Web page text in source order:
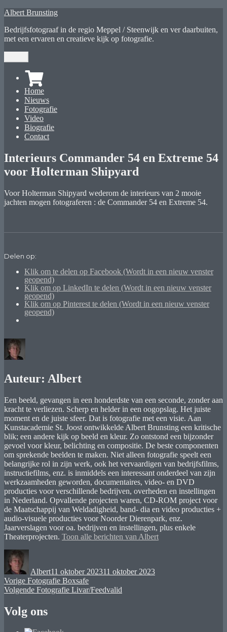
Ga
de
inhoud
Albert Brunsting
Bedrijfsfotograaf in de regio Meppel / Steenwijk en ver daarbuiten,
met een ervaren en creatieve kijk op fotografie.
Home
Nieuws
Fotografie
Video
Biografie
Contact
Interieurs Commander 54 en Extreme 54
voor Holterman Shipyard
Voor Holterman Shipyard wederom de interieurs van 2 mooie
jachten mogen fotograferen : de Commander 54 en Extreme 54.
Delen op:
Klik om te delen op Facebook (Wordt in een nieuw venster
geopend)
Klik om op LinkedIn te delen (Wordt in een nieuw venster
geopend)
Klik om op Pinterest te delen (Wordt in een nieuw venster
geopend)
Auteur: Albert
Een beeld, gevangen in een honderdste van een seconde, zonder aan
kracht te verliezen. Scherp en helder in een oogopslag. Het juiste
moment en de juiste sfeer. Dat is fotografie met een visie. Aan
Kunstacademie St. Joost ontwikkelde Albert Brunsting een kritische
blik; een andere kijk op beeld en kleur. Zo ontstond een bijzonder
gevoel voor kleur, belichting en compositie. De beste componenten
om sprekende beelden te maken. Niet alleen fotografie speelt een
belangrijke rol in zijn werk, ook het vervaardigen van bedrijfsfilms,
instructiefilms, enz. is inmiddels een interessant onderdeel van zijn
werkzaamheden geworden, documentaires, video- en DVD
producties voor verschillende bedrijven, overheden en instellingen
in Nederland. Opvallende projecten waren, CD-ROM project voor
de Maatschappij van Weldadigheid, band- dia en video producties +
audio-visuele producties voor Noorder Dierenpark, enz.
Jaarverslagen voor oa. bedrijven en instellingen, plus enkele
Theaterprojecten. Toon alle berichten van Albert
Albert11 oktober 202311 oktober 2023
Bericht
navigatie
Vorige Vorig
bericht:
Fotografie Boxsafe
Volgende Volgend
Fotografie Livar/Feedvalid
Volg ons